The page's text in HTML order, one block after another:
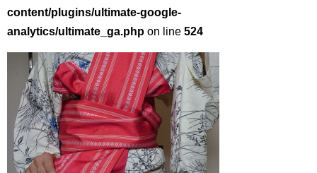
content/plugins/ultimate-google-
analytics/ultimate_ga.php on line 524